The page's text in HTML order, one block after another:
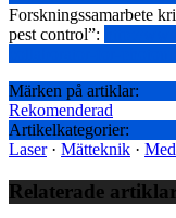
Forskningssamarbete
pest control”:
Märken på artiklar:
Rekomenderad
Artikelkategorier:
Laser· Mätteknik ·
Relaterade